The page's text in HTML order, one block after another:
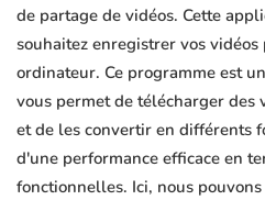
de partage de vidéos. Cette
souhaitez enregistrer vos
ordinateur. Ce programme est
vous permet de télécharger des
et de les convertir en différents
d'une performance efficace en
fonctionnelles. Ici, nous